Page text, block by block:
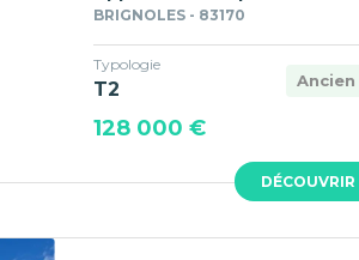
DÉCOUVRIR
BRIGNOLES - 83170
Ancien
Typologie
T2
128 000 €